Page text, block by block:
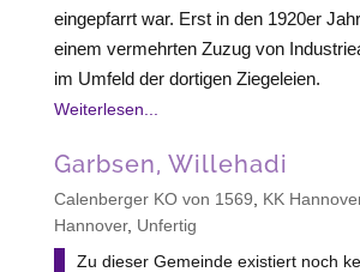
eingepfarrt war. Erst in den 1920er
einem vermehrten Zuzug von
im Umfeld der dortigen Ziegeleien.
Weiterlesen...
Garbsen, Willehadi
Calenberger KO von 1569 KK
Hannover, Unfertig
Zu dieser Gemeinde existiert noch